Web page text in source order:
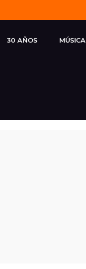
30 AÑOS MÚSICA